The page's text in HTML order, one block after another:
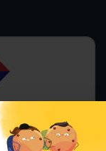
catégories d'action